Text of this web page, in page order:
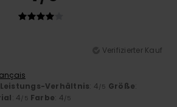
Verifizierter Kauf
Verhältnis: 4 /5 Größe:
: 4 /5 Farbe: 4 /5